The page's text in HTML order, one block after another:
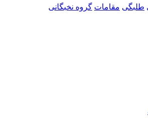
طلبگی مقامات گروه نخبگانی